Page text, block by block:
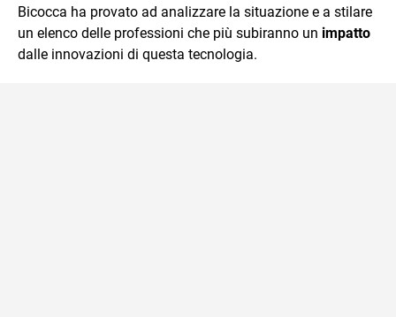
Bicocca ha provato ad analizzare la situazione e a stilare
un elenco delle professioni che più subiranno un impatto
dalle innovazioni di questa tecnologia.